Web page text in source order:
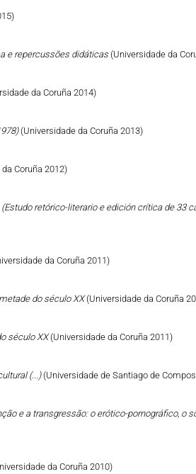
e repercussões didáticas(Universidade da
da Coruña 2014)
(Universidade da Coruña 2013)
Coruña 2012)
retórico-literario e edición crítica de 33
da Coruña 2011)
do século XX(Universidade da Coruña
século XX(Universidade da Coruña 2011)
(...)(Universidade de Santiago de
e a transgressão: o erótico-pornográfico, o
da Coruña 2010)